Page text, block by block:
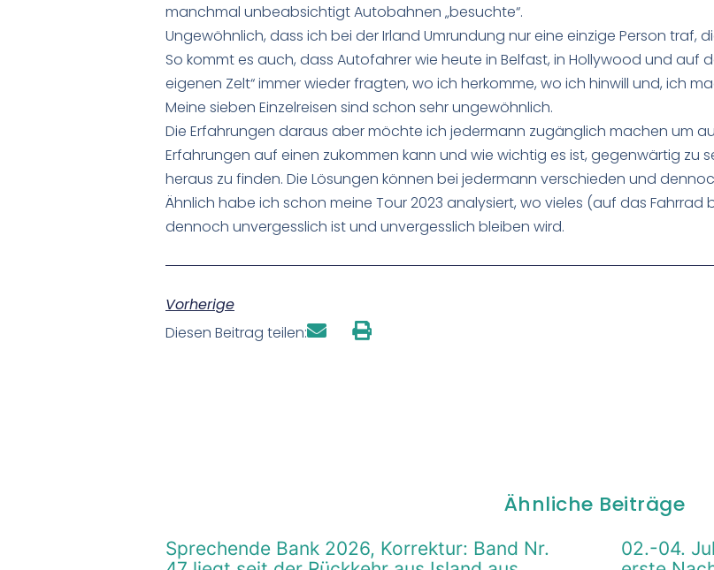
manchmal unbeabsichtigt Autobahnen „besuchte“.
Ungewöhnlich, dass ich bei der Irland Umrundung nur eine einzige Person traf,
So kommt es auch, dass Autofahrer wie heute in Belfast, in Hollywood und auf
eigenen Zelt“ immer wieder fragten, wo ich herkomme, wo ich hinwill und, ich
Meine sieben Einzelreisen sind schon sehr ungewöhnlich.
Die Erfahrungen daraus aber möchte ich jedermann zugänglich machen um
Erfahrungen auf einen zukommen kann und wie wichtig es ist, gegenwärtig zu
heraus zu finden. Die Lösungen können bei jedermann verschieden und
Ähnlich habe ich schon meine Tour 2023 analysiert, wo vieles (auf das
dennoch unvergesslich ist und unvergesslich bleiben wird.
Vorherige
Diesen Beitrag teilen:
Ähnliche Beiträge
Sprechende Bank 2026, Korrektur: Band Nr.
02.-04.